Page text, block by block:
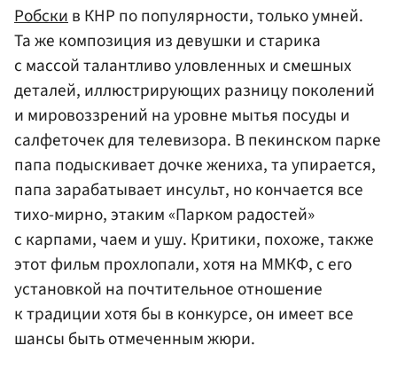
Робскив КНР по популярности, только умней.
Та же композиция из девушки и старика
с массой талантливо уловленных и смешных
деталей, иллюстрирующих разницу поколений
и мировоззрений на уровне мытья посуды и
салфеточек для телевизора. В пекинском парке
папа подыскивает дочке жениха, та упирается,
папа зарабатывает инсульт, но кончается все
тихо-мирно, этаким «Парком радостей»
с карпами, чаем и ушу. Критики, похоже, также
этот фильм прохлопали, хотя на ММКФ, с его
установкой на почтительное отношение
к традиции хотя бы в конкурсе, он имеет все
шансы быть отмеченным жюри.